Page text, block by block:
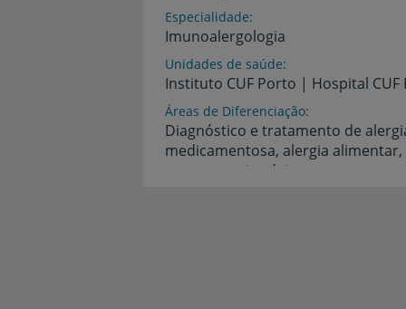
Especialidade
Imunoalergologia
Unidades de saúde
Instituto CUF Porto | Hospital CUF
Áreas de Diferenciação
Diagnóstico e tratamento de
medicamentosa, alergia alimentar,
respiratória